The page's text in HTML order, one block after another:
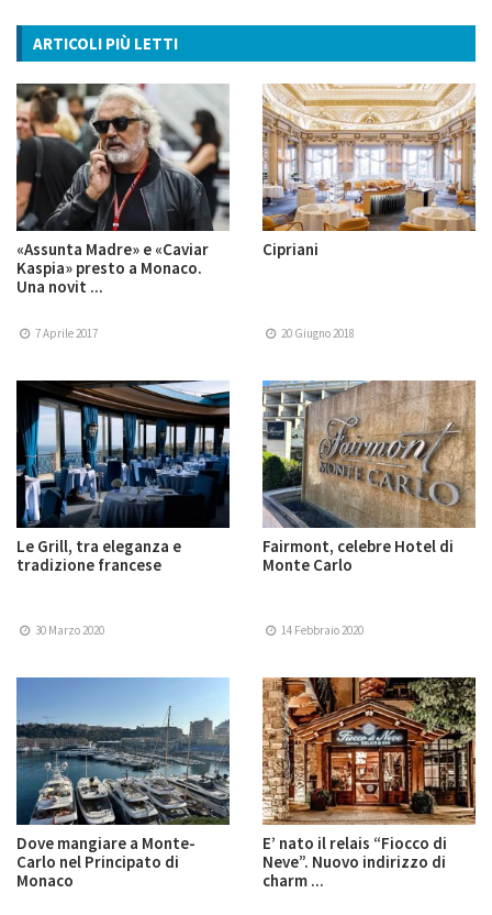
ARTICOLI PIÙ LETTI
«Assunta Madre» e «Caviar
Kaspia» presto a Monaco.
Una novit ...
7 Aprile 2017
Cipriani
20 Giugno 2018
Le Grill, tra eleganza e
tradizione francese
30 Marzo 2020
Fairmont, celebre Hotel di
Monte Carlo
14 Febbraio 2020
Dove mangiare a Monte-
Carlo nel Principato di
Monaco
E’ nato il relais “Fiocco di
Neve”. Nuovo indirizzo di
charm ...